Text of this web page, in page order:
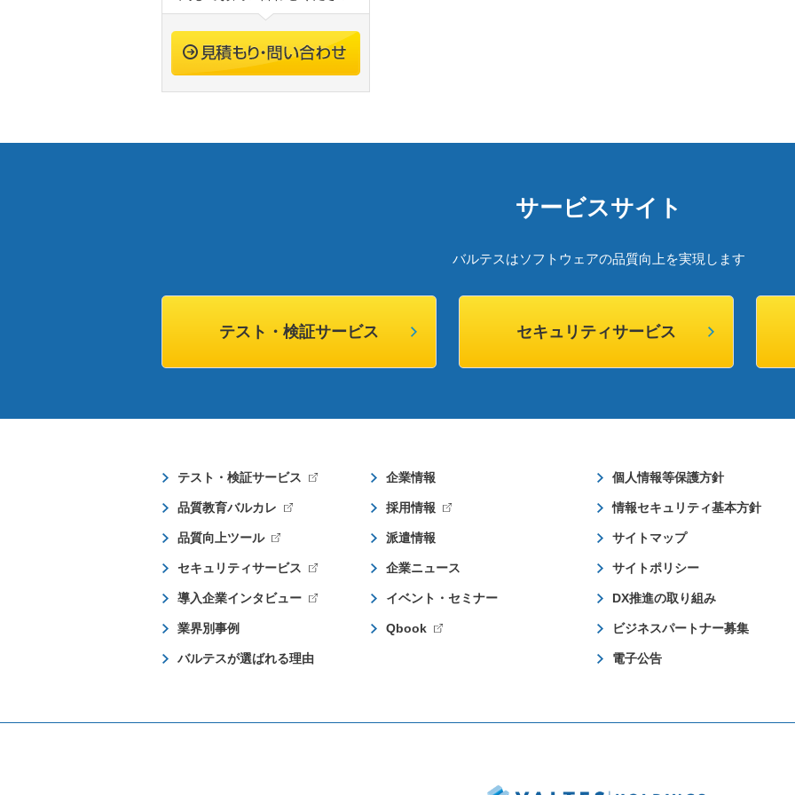
サービスサイト
バルテスはソフトウェアの品質向上を実現します
テスト・検証サービス セキュリティサービス
テスト・検証サービス
品質教育バルカレ
品質向上ツール
セキュリティサービス
導入企業インタビュー
業界別事例
バルテスが選ばれる理由
企業情報
採用情報
派遣情報
企業ニュース
イベント・セミナー
Qbook
個人情報等保護方針
情報セキュリティ基本方針
サイトマップ
サイトポリシー
DX推進の取り組み
ビジネスパートナー募集
電子公告